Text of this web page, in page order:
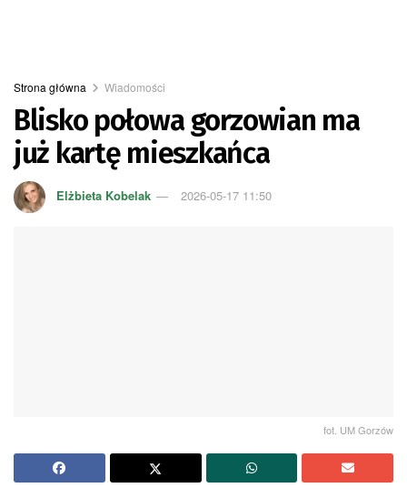
Strona główna Wiadomości
Blisko połowa gorzowian ma
już kartę mieszkańca
Elżbieta Kobelak 2026-05-17 11:50
fot. UM Gorzów